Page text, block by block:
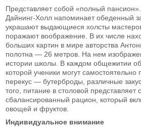
Представляет собой «полный
Дайнинг-Холл напоминает обеденный
украшают выдающиеся холсты
поражают воображение. В их числе
больших картин в мире авторства
полотна — 26 метров. На нем
истории школы. В каждом общежитии
которой ученики могут самостоятельно
перекус — бутерброды, различные
того, питание в столовой представляет
сбалансированный рацион, который
овощей и фруктов.
Индивидуальное внимание